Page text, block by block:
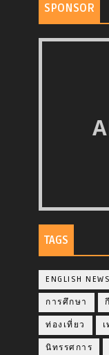
SPONSOR
TAGS
ENGLISH NEWS
การศึกษา
ท่องเที่ยว
นิทรรศการ